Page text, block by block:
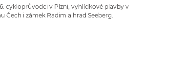
cykloprůvodci v Plzni, vyhlídkové plavby v
Čech i zámek Radim a hrad Seeberg.